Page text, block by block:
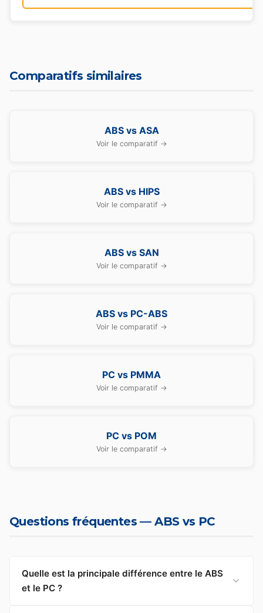
Comparatifs similaires
ABS vs ASA
Voir le comparatif →
ABS vs HIPS
Voir le comparatif →
ABS vs SAN
Voir le comparatif →
ABS vs PC-ABS
Voir le comparatif →
PC vs PMMA
Voir le comparatif →
PC vs POM
Voir le comparatif →
Questions fréquentes — ABS vs PC
Quelle est la principale différence entre le ABS
et le PC ?